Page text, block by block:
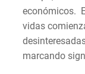
económicos.
vidas
marcando